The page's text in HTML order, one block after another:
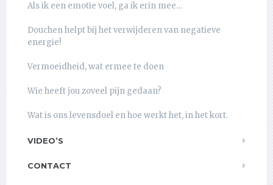
Als ik een emotie voel, ga ik erin mee…
Douchen helpt bij het verwijderen van negatieve
energie!
Vermoeidheid, wat ermee te doen
Wie heeft jou zoveel pijn gedaan?
Wat is ons levensdoel en hoe werkt het, in het kort.
VIDEO’S
CONTACT